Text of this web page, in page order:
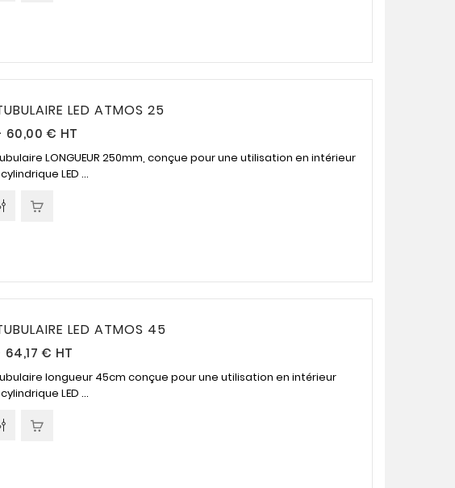
sécurisé
payer vos
chèque ou
LED ATMOS 25
60,00 € HT
LONGUEUR 250mm, conçue pour une utilisation en intérieur
LED ...
LED ATMOS 45
64,17 € HT
longueur 45cm conçue pour une utilisation en intérieur
LED ...